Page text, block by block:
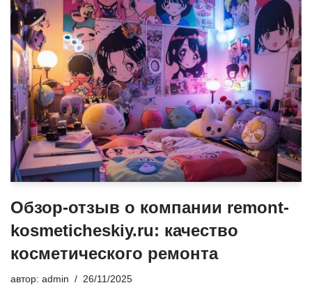
Обзор-отзыв о компании remont-
kosmeticheskiy.ru: качество
косметического ремонта
автор: admin 26/11/2025